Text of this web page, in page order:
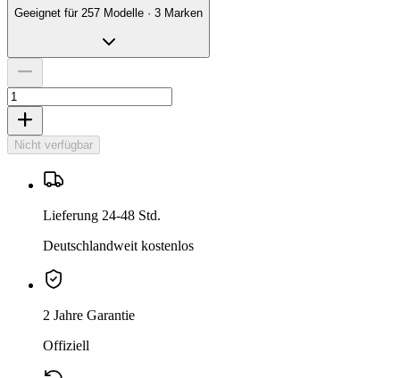
Geeignet für 257 Modelle · 3 Marken
Nicht verfügbar
Lieferung 24-48 Std.
Deutschlandweit kostenlos
2 Jahre Garantie
Offiziell